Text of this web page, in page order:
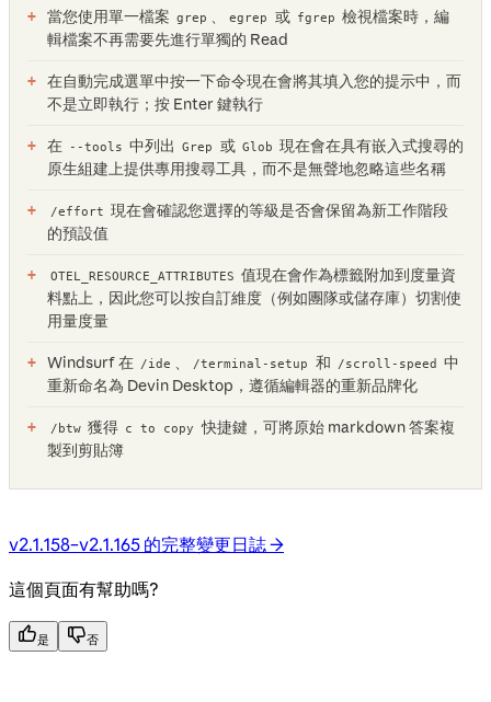
當您使用單一檔案 grep 、 egrep 或 fgrep 檢視檔案時，編
輯檔案不再需要先進行單獨的 Read
在自動完成選單中按一下命令現在會將其填入您的提示中，而
不是立即執行；按 Enter 鍵執行
在 --tools 中列出 Grep 或 Glob 現在會在具有嵌入式搜尋的
原生組建上提供專用搜尋工具，而不是無聲地忽略這些名稱
/effort 現在會確認您選擇的等級是否會保留為新工作階段
的預設值
OTEL_RESOURCE_ATTRIBUTES 值現在會作為標籤附加到度量資
料點上，因此您可以按自訂維度（例如團隊或儲存庫）切割使
用量度量
Windsurf 在 /ide 、 /terminal-setup 和 /scroll-speed
中
重新命名為 Devin Desktop，遵循編輯器的重新品牌化
/btw 獲得 c to copy 快捷鍵，可將原始 markdown 答案複
製到剪貼簿
v2.1.158–v2.1.165 的完整變更日誌 →
這個頁面有幫助嗎?
是 否